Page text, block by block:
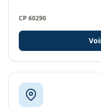
CP 60290